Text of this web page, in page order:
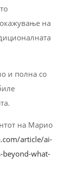
на
и полна со
на Марио
article/ai-
beyond-what-